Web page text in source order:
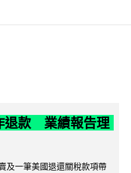
退款 業績報告理
及一筆美國退還關稅款項帶